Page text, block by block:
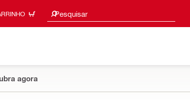
Pesquisar
Procurar sugestões
agora